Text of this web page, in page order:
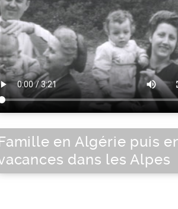
en Algérie puis
dans les Alpes